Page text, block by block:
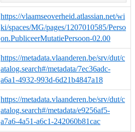
https://vlaamseoverheid.atlassian.net/wi
ki/spaces/MG/pages/1207010585/Perso
on.PubliceerMutatiePersoon-02.00
https://metadata.vlaanderen.be/srv/dut/c
atalog.search#/metadata/7ec36adc-
a6a1-4932-993d-6d21b4847a18
https://metadata.vlaanderen.be/srv/dut/c
atalog.search#/metadata/e9256af5-
a7a6-4a51-a6c1-242060b81cac